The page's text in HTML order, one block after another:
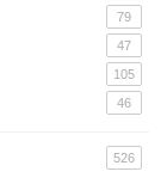
79
47
105
46
526